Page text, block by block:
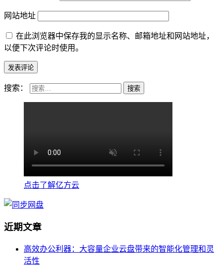
网站地址
在此浏览器中保存我的显示名称、邮箱地址和网站地址，
以便下次评论时使用。
搜索：
点击了解亿方云
近期文章
高效办公利器：大容量企业云盘带来的智能化管理和灵
活性